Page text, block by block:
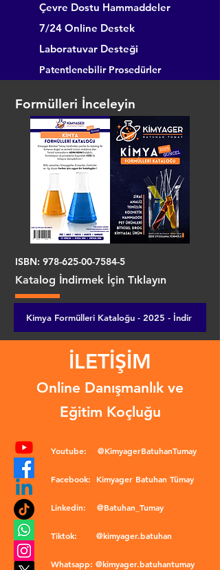
Çevre Dostu Hammaddeler
7/24 Online Destek
Laboratuvar Desteği
Patentlenebilir Prosedürler
Formülleri İnceleyin
ISBN: 978-625-00-7584-5
Katalog İndirmek İçin Tıklayın
Kimya Formülleri Kataloğu - 2025 - İndir
İLETİŞİM
Online Danışmanlık ve
Eğitim Koçluğu
Youtube: @KimyagerBatuhanTumay
Facebook: Kimyager Batuhan Tümay
Linkedin: @Batuhan_Tumay
Tiktok: @kimyager.batuhan
Whatsapp: @kimyager.batuhantumay